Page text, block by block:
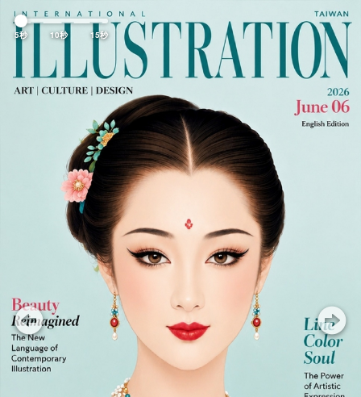
Previous
5秒 10秒 15秒